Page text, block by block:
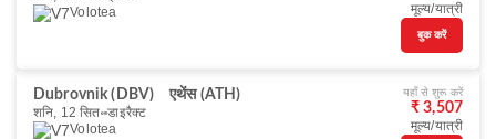
Volotea
मूल्य/यात्री
बुक करें
Dubrovnik (DBV)
एथेंस (ATH)
शनि, 12 सित॰ डाइरैक्ट
Volotea
यहाँ से शुरू करें
₹ 3,507
मूल्य/यात्री